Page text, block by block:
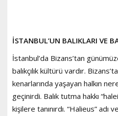
İSTANBUL’UN BALIKLARI VE
İstanbul’da Bizans’tan
balıkçılık kültürü vardır.
kenarlarında yaşayan halkın
geçinirdi. Balık tutma hakkı
kişilere tanınırdı. “Halieus” adı